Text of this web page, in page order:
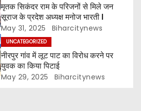
मृतक सिकंदर राम के परिजनों से मिले जन
सूराज के प्रदेश अध्यक्ष मनोज भारती l
May 31, 2025 Biharcitynews
UNCATEGORIZED
नीरपुर गांव में लूट पाट का विरोध करने पर
युवक का किया पिटाई
May 29, 2025 Biharcitynews